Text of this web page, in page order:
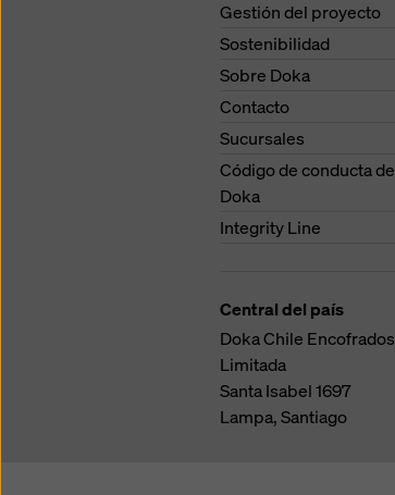
Gestión del proyecto
Sostenibilidad
Sobre Doka
Contacto
Sucursales
Código de conducta de
Doka
Integrity Line
Central del país
Doka Chile Encofrados
Limitada
Santa Isabel 1697
Lampa, Santiago